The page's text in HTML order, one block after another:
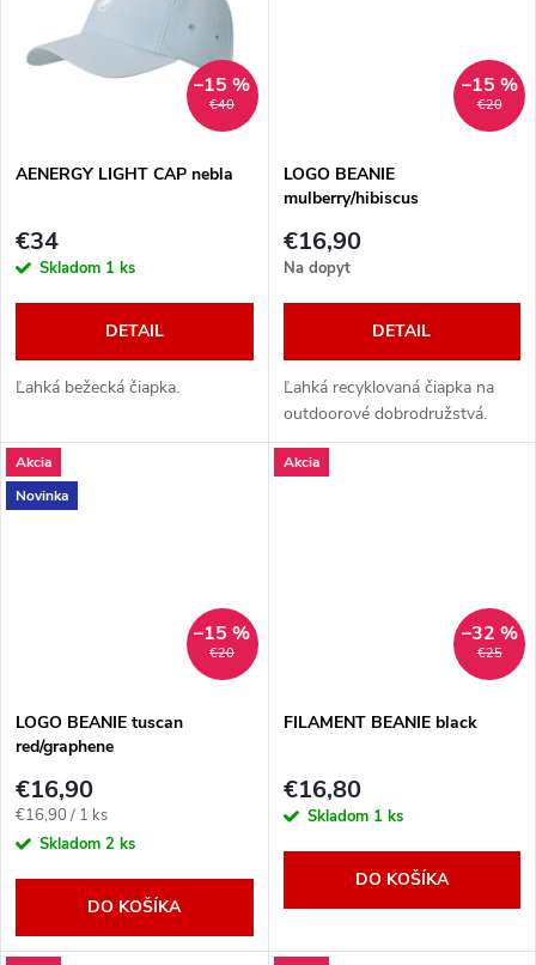
t
v
t
v
€40
–15 %
AENERGY LIGHT CAP nebla
€34
Skladom 1 ks
DETAIL
Ľahká bežecká čiapka.
€20
–15 %
LOGO BEANIE
mulberry/hibiscus
€16,90
Na dopyt
DETAIL
Ľahká recyklovaná čiapka na
outdoorové dobrodružstvá.
Akcia
Novinka
€20
–15 %
LOGO BEANIE tuscan
red/graphene
€16,90
Jednotková
cena:
€16,90 / 1 ks
Skladom 2 ks
DO KOŠÍKA
Akcia
€25
–32 %
FILAMENT BEANIE black
€16,80
Skladom 1 ks
DO KOŠÍKA